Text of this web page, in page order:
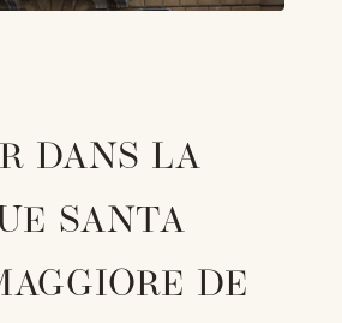
DANS LA
SANTA
DE